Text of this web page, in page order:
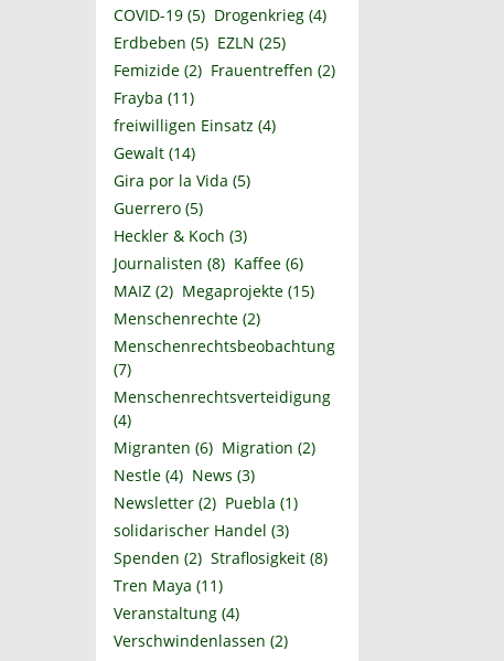
COVID-19 (5) Drogenkrieg (4)
Erdbeben (5) EZLN (25)
Femizide (2) Frauentreffen (2)
Frayba (11)
freiwilligen Einsatz (4)
Gewalt (14)
Gira por la Vida (5)
Guerrero (5)
Heckler & Koch (3)
Journalisten (8) Kaffee (6)
MAIZ (2) Megaprojekte (15)
Menschenrechte (2)
Menschenrechtsbeobachtung
(7)
Menschenrechtsverteidigung
(4)
Migranten (6) Migration (2)
Nestle (4) News (3)
Newsletter (2) Puebla (1)
solidarischer Handel (3)
Spenden (2) Straflosigkeit (8)
Tren Maya (11)
Veranstaltung (4)
Verschwindenlassen (2)